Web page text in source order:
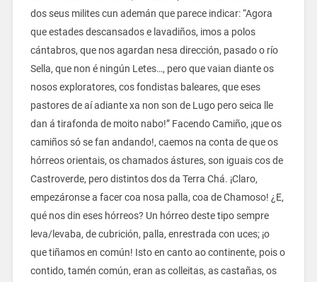
dos seus milites cun ademán que parece indicar: “Agora
que estades descansados e lavadiños, imos a polos
cántabros, que nos agardan nesa dirección, pasado o río
Sella, que non é ningún Letes…, pero que vaian diante os
nosos exploratores, cos fondistas baleares, que eses
pastores de aí adiante xa non son de Lugo pero seica lle
dan á tirafonda de moito nabo!” Facendo Camiño, ¡que os
camiños só se fan andando!, caemos na conta de que os
hórreos orientais, os chamados ástures, son iguais cos de
Castroverde, pero distintos dos da Terra Chá. ¡Claro,
empezáronse a facer coa nosa palla, coa de Chamoso! ¿E,
qué nos din eses hórreos? Un hórreo deste tipo sempre
leva/levaba, de cubrición, palla, enrestrada con uces; ¡o
que tiñamos en común! Isto en canto ao continente, pois o
contido, tamén común, eran as colleitas, as castañas, os